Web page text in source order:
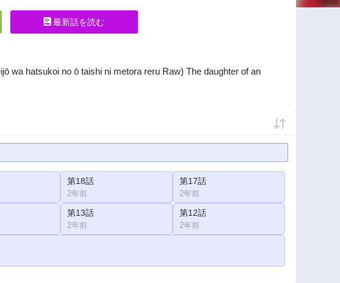
最新話を読む
wa hatsukoi no ō taishi ni metora reru Raw) The daughter of an
第18話
2年前
第17話
2年前
第13話
2年前
第12話
2年前